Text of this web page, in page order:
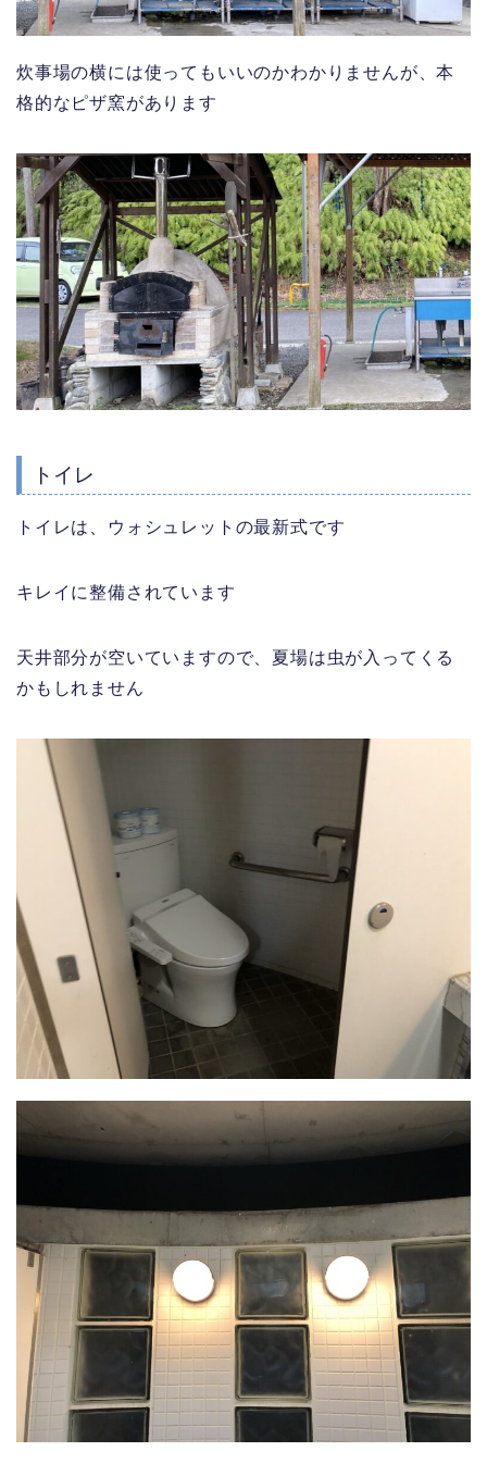
炊事場の横には使ってもいいのかわかりませんが、本
格的なピザ窯があります
トイレ
トイレは、ウォシュレットの最新式です
キレイに整備されています
天井部分が空いていますので、夏場は虫が入ってくる
かもしれません